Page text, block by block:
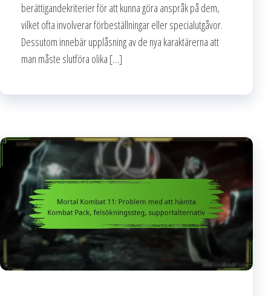
berättigandekriterier för att kunna göra anspråk på dem,
vilket ofta involverar förbeställningar eller specialutgåvor.
Dessutom innebär upplåsning av de nya karaktärerna att
man måste slutföra olika […]